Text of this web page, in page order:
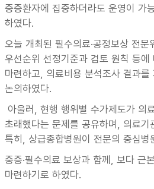
중증환자에 집중하더라도 운영이 가
하였다.
오늘 개최된 필수의료·공정보상 전
우선순위 선정기준과 검토 원칙 등
마련하고, 의료비용 분석조사 결과
논의하였다.
아울러, 현행 행위별 수가제도가 의
초래했다는 문제를 공유하며, 의료
특히, 상급종합병원이 전문의 중심
중증·필수의료 보상과 함께, 보다 근
마련하기로 하였다.